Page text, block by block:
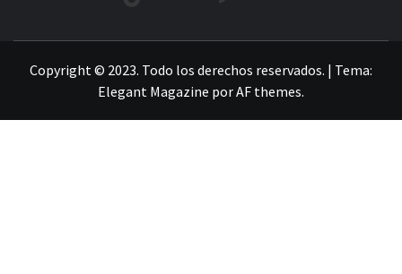
Copyright © 2023. Todo los derechos reservados. | Tema:
Elegant Magazine porAF themes.